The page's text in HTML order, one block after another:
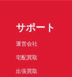
ネームプレート
ボール
サポート
運営会社
宅配買取
出張買取